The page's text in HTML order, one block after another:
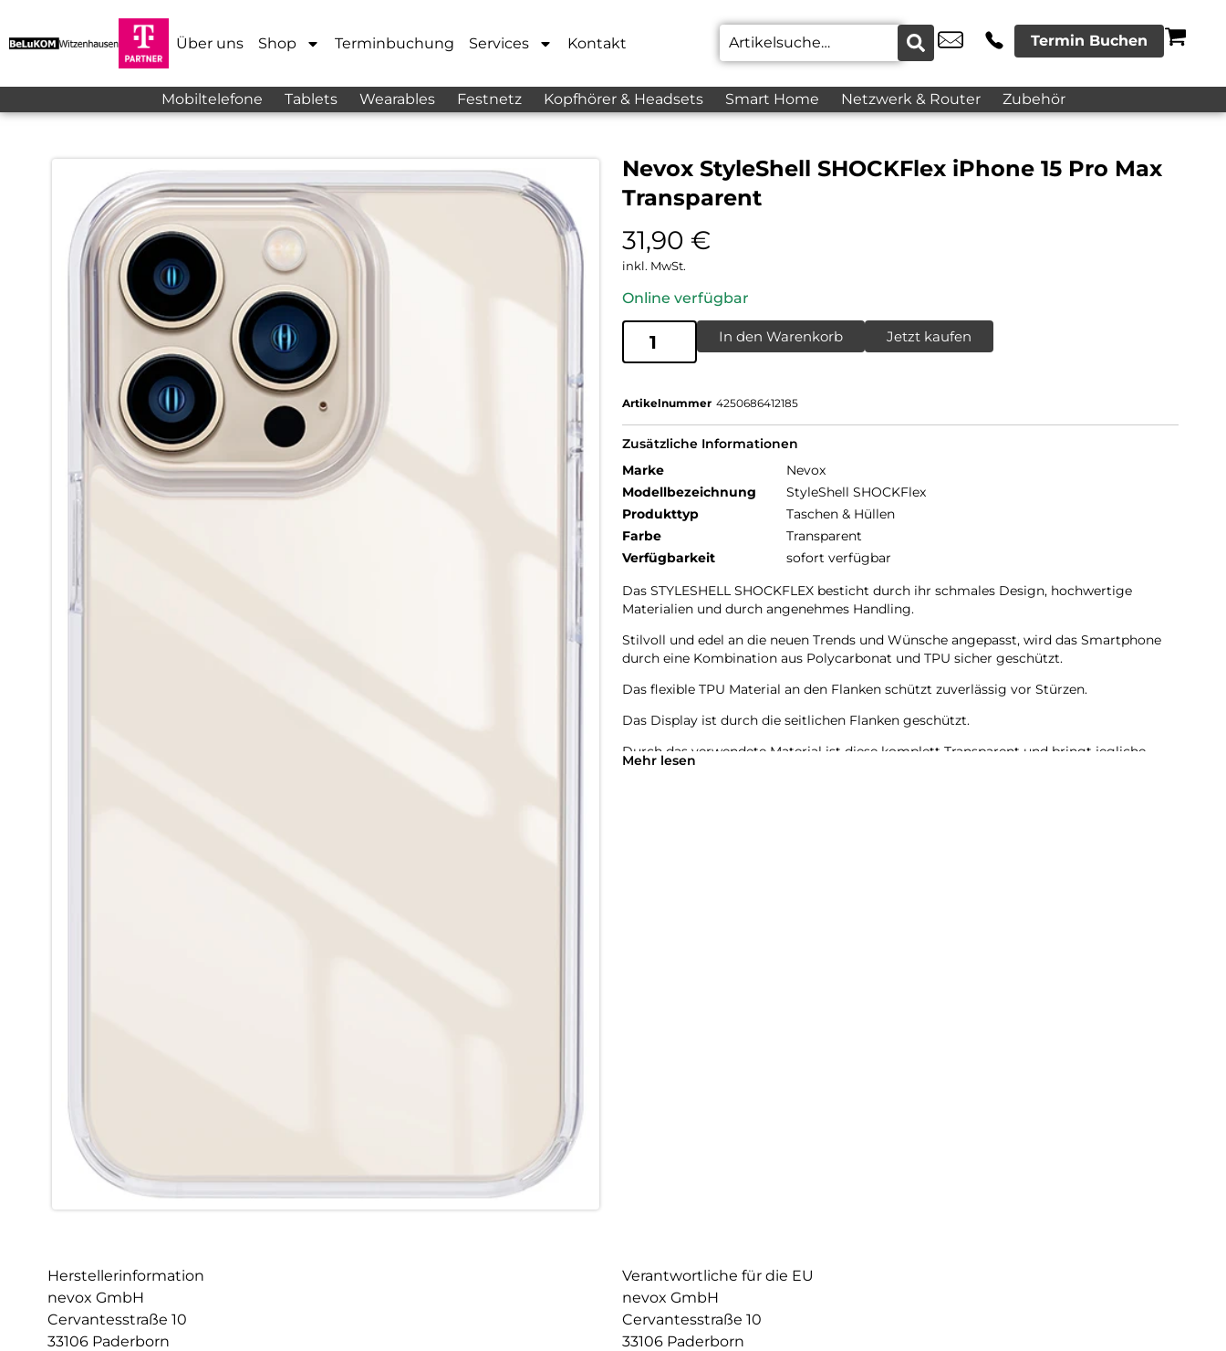
Über uns Shop Terminbuchung Services Kontakt Termin Buchen
Mobiltelefone Tablets Wearables Festnetz Kopfhörer & Headsets Smart Home Netzwerk & Router Zubehör
Nevox StyleShell SHOCKFlex iPhone 15 Pro Max
Transparent
31,90 €
inkl. MwSt.
Online verfügbar
In den Warenkorb Jetzt kaufen
Artikelnummer 4250686412185
Zusätzliche Informationen
Marke
Nevox
Modellbezeichnung
StyleShell SHOCKFlex
Produkttyp
Taschen & Hüllen
Farbe
Transparent
Verfügbarkeit
sofort verfügbar
Das STYLESHELL SHOCKFLEX besticht durch ihr schmales Design, hochwertige
Materialien und durch angenehmes Handling.
Stilvoll und edel an die neuen Trends und Wünsche angepasst, wird das Smartphone
durch eine Kombination aus Polycarbonat und TPU sicher geschützt.
Das flexible TPU Material an den Flanken schützt zuverlässig vor Stürzen.
Das Display ist durch die seitlichen Flanken geschützt.
Durch das verwendete Material ist diese komplett Transparent und bringt jegliche
Farbe des Smartphones, passend zur Geltung.
Mehr lesen
Herstellerinformation
nevox GmbH
Cervantesstraße 10
33106 Paderborn
Verantwortliche für die EU
nevox GmbH
Cervantesstraße 10
33106 Paderborn